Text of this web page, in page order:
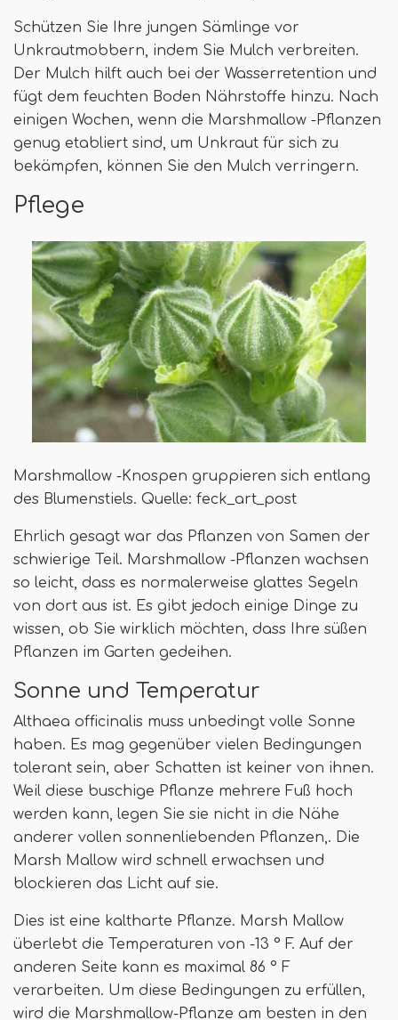
Schützen Sie Ihre jungen Sämlinge vor
Unkrautmobbern, indem Sie Mulch verbreiten.
Der Mulch hilft auch bei der Wasserretention und
fügt dem feuchten Boden Nährstoffe hinzu. Nach
einigen Wochen, wenn die Marshmallow -Pflanzen
genug etabliert sind, um Unkraut für sich zu
bekämpfen, können Sie den Mulch verringern.
Pflege
Marshmallow -Knospen gruppieren sich entlang
des Blumenstiels. Quelle: feck_art_post
Ehrlich gesagt war das Pflanzen von Samen der
schwierige Teil. Marshmallow -Pflanzen wachsen
so leicht, dass es normalerweise glattes Segeln
von dort aus ist. Es gibt jedoch einige Dinge zu
wissen, ob Sie wirklich möchten, dass Ihre süßen
Pflanzen im Garten gedeihen.
Sonne und Temperatur
Althaea officinalis muss unbedingt volle Sonne
haben. Es mag gegenüber vielen Bedingungen
tolerant sein, aber Schatten ist keiner von ihnen.
Weil diese buschige Pflanze mehrere Fuß hoch
werden kann, legen Sie sie nicht in die Nähe
anderer vollen sonnenliebenden Pflanzen,. Die
Marsh Mallow wird schnell erwachsen und
blockieren das Licht auf sie.
Dies ist eine kaltharte Pflanze. Marsh Mallow
überlebt die Temperaturen von -13 ° F. Auf der
anderen Seite kann es maximal 86 ° F
verarbeiten. Um diese Bedingungen zu erfüllen,
wird die Marshmallow-Pflanze am besten in den